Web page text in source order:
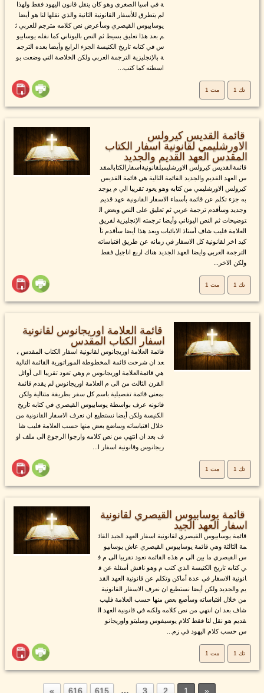
ة في اسيا الصغرى وهو كان ينقل قانون اليهود فقط ولهذا
لم يتطرق للأسفار القانونية الثانية والذي نقلها لنا هو أيضا
يوسابيوس القيصري وسأعرض نص كلامه مترجم للعربي ث
م بعد هذا تعليق بسيط ثم النص باليوناني كما نقله يوسابيو
س في كتابه تاريخ الكنيسة الجزء الرابع وأيضا بعده الترجم
ة بالإنجليزية الترجمة العربي ولكن الخلاصة التي وضعت بو
اسطته كما كتب...
تك 1 مت 1
قائمة القديس كيرولس
الاورشليمي لقانونية اسفار الكتاب
المقدس العهد القديم والجديد
قائمةالقديس كيرولس الاورشليميلقانونيةاسفارالكتابالمقد
س العهد القديم والجديد القائمة التالية هي قائمة القديس
كيرولس الاورشليمي من كتابه وهو يعود تقريبا الي م يوجد
به جزء تكلم عن قائمة بأسماء الاسفار القانونية عهد قديم
وجديد وسأقدم ترجمة عربي ثم تعليق على النص وبعض ال
توضيحات ثم النص اليوناني وأيضا ترجمته الإنجليزية لفريق
العلامة فليب شاف أستاذ الابائيات وبعد هذا أيضا سأقدم تأ
كيد اخر لقانونية كل الاسفار في زمانه عن طريق اقتباساته
الترجمة العربي وايضا العهد الجديد هناك اربع اناجيل فقط
ولكن الاخر...
تك 1 مت 1
قائمة العلامة اوريجانوس لقانونية
اسفار الكتاب المقدس
قائمة العلامة اوريجانوس لقانونية اسفار الكتاب المقدس ب
عد ان شرحت قائمة المخطوطة الموراتورية القائمة التالية
هي قائمةالعلامة اوريجانوس م وهي تعود تقريبا الى أوائل
القرن الثالث من الى م العلامة اوريجانوس لم يقدم قائمة
بمعنى قائمة تفصيلية باسم كل سفر بطريقة متتالية ولكن
قانونه عرف بواسطة يوسابيوس القيصري في كتابه تاريخ
الكنيسة ولكن أيضا نستطيع ان نعرف الاسفار القانونية من
خلال اقتباساته وساضع بعض منها حسب العلامة فليب شا
ف بعد ان انتهي من نص كلامه وارجوا الرجوع الى ملف او
ريجانوس وقانونية اسفار ا...
تك 1 مت 1
قائمة يوسابيوس القيصري لقانونية
اسفار العهد الجيد
قائمة يوسابيوس القيصري لقانونية اسفار العهد الجيد القائ
مة الثالثة وهي قائمة يوسابيوس القيصري عاش يوسابيو
س القيصري ما بين الى م هذه القائمة تعود تقريبا الى م ف
ي كتابه تاريخ الكنيسة الذي كتب م وهو ناقش أسئلة عن ق
انونية الاسفار في عدة أماكن وتكلم عن قانونية العهد القد
يم والجديد ولكن أيضا نستطيع ان نعرف الاسفار القانونية
من خلال اقتباساته وسأضع بعض منها حسب العلامة فليب
شاف بعد ان انتهي من نص كلامه ولكنه في قانونية العهد ال
قديم هو نقل لنا فقط كلام يوسيفوس وميليتو واوريجانو
س حسب كلام اليهود في زم...
تك 1 مت 1
1
2
3
…
615
616